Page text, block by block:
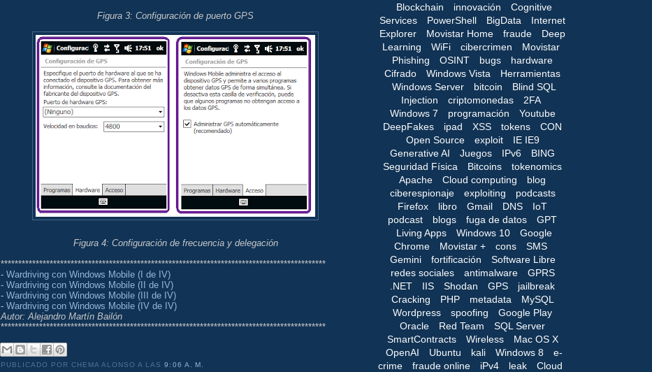
Figura 3: Configuración de puerto GPS
Figura 4: Configuración de frecuencia y delegación
*********************************************************************************************
- Wardriving con Windows Mobile (I de IV)
- Wardriving con Windows Mobile (II de IV)
- Wardriving con Windows Mobile (III de IV)
- Wardriving con Windows Mobile (IV de IV)
Autor: Alejandro Martín Bailón
*********************************************************************************************
PUBLICADO POR CHEMA ALONSOA LAS9:06 A. M.
Blockchain innovación
Cognitive
Services
PowerShell BigData
Internet
Explorer
Movistar Home fraude
Deep
Learning
WiFi cibercrimen
Movistar
Phishing
OSINT bugs
hardware
Cifrado
Windows Vista
Herramientas
Windows Server
bitcoin
Blind SQL
Injection
criptomonedas
2FA
Windows 7
programación
Youtube
DeepFakes
ipad XSS tokens
CON
Open Source
exploit
IE IE9
Generative AI
Juegos IPv6
BING
Seguridad Física
Bitcoins
tokenomics
Apache
Cloud computing
blog
ciberespionaje
exploiting
podcasts
Firefox
libro Gmail DNS
IoT
podcast
blogs fuga de datos
GPT
Living Apps
Windows 10
Google
Chrome
Movistar + cons
SMS
Gemini
fortificación
Software Libre
redes sociales
antimalware
GPRS
.NET
IIS Shodan GPS
jailbreak
Cracking
PHP metadata
MySQL
Wordpress
spoofing
Google Play
Oracle
Red Team
SQL Server
SmartContracts
Wireless
Mac OS X
OpenAI
Ubuntu kali Windows 8
e-
crime
fraude online iPv4 leak
Cloud